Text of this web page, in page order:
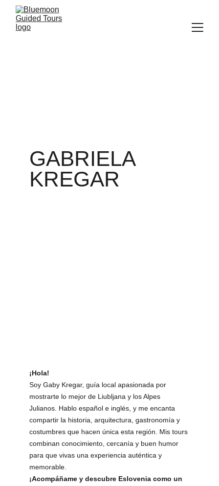
GABRIELA
KREGAR
¡Hola!
Soy Gaby Kregar, guía local apasionada por
mostrarte lo mejor de Liubljana y los Alpes
Julianos. Hablo español e inglés, y me encanta
compartir la historia, arquitectura, gastronomía y
costumbres que hacen única esta región. Mis tours
combinan conocimiento, cercanía y buen humor
para que vivas una experiencia auténtica y
memorable.
¡Acompáñame y descubre Eslovenia como un